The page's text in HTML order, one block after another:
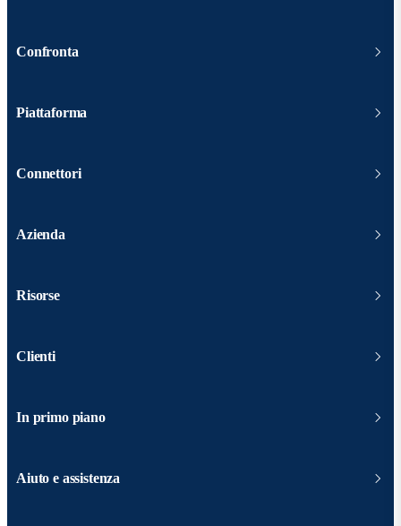
Confronta
Piattaforma
Connettori
Azienda
Risorse
Clienti
In primo piano
Aiuto e assistenza